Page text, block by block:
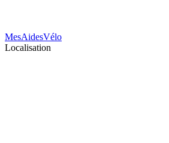
MesAidesVélo
Localisation